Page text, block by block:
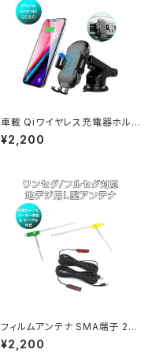
車載 Qiワイヤレス充電器ホルダ
ー 吹出口取付け 吸盤式 10W
急速充電対応 Qi搭載のスマホ
¥2,200
フィルムアンテナ SMA端子 2本
セット(左右1本ずつ) L型 地デジ
チューナー ワンセグ フルセグ 対
¥2,200